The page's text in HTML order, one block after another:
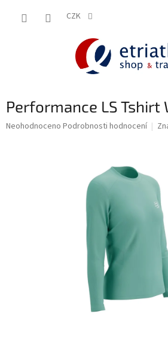
CZK
Performance LS Tshirt
Průměrné
Neohodnoceno Podrobnosti hodnocení
shop.etriatlon.cz - Chat